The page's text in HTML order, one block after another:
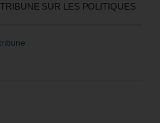
SUR LES POLITIQUES